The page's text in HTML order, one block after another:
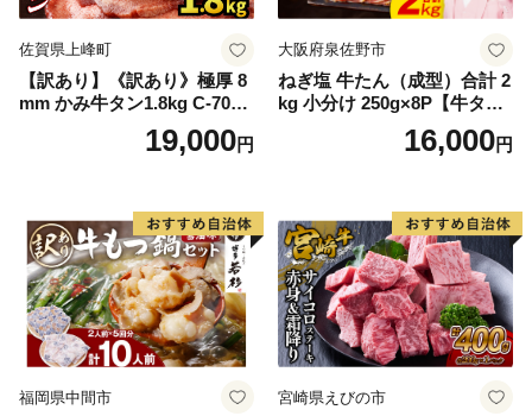
佐賀県上峰町
【訳あり】《訳あり》極厚 8
mm かみ牛タン1.8kg C-709-
19,000円
大阪府泉佐野市
ねぎ塩 牛たん（成型）合計 2
kg 小分け 250g×8P【牛タン
牛肉 焼肉用 薄切り 訳あり サ
16,000円
福岡県中間市 宮崎県えびの市